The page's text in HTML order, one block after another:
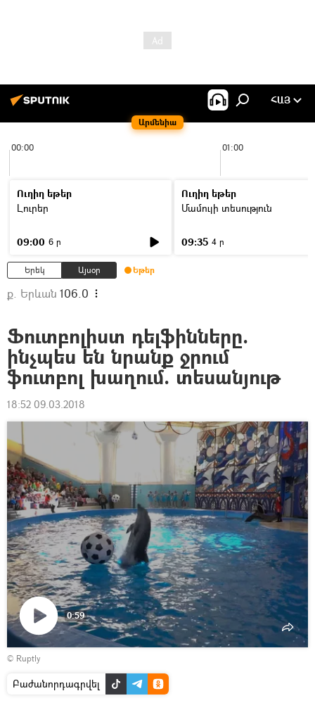
Արմենիա
ՀԱՅ
00:00 01:00
Ուղիղ եթեր
Լուրեր
09:00 6 ր
Ուղիղ եթեր
Մամուլի տեսություն
09:35 4 ր
Երեկ Այսօր Եթեր
ք. Երևան 106.0
Ֆուտբոլիստ դելֆինները.
ինչպես են նրանք ջրում
ֆուտբոլ խաղում. տեսանյութ
18:52 09.03.2018
տեսանյութը
0:59
© Ruptly
Բաժանորդագրվել